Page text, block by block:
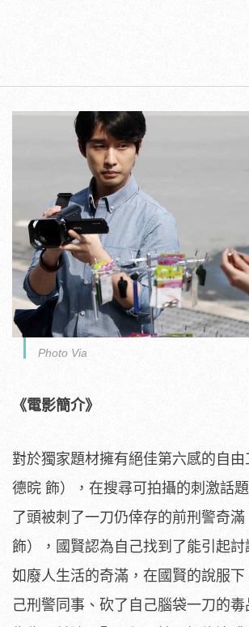
Photo Via
《電影簡介》
對於獨家題材擁有絕佳第六感的自
德晥 飾），在搜尋可拍攝的刺激話題
了頭被刺了一刀仍倖存的前刑警奇滿
飾），國賢認為自己找到了能引起討
如廢人生活的奇滿，在國賢的說服下
己刑警同事、 砍了自己腦袋一刀的毒